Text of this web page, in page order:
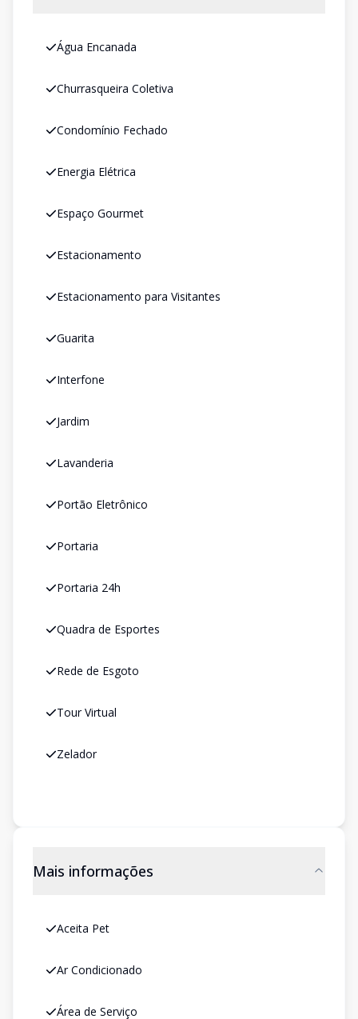
Água Encanada
Churrasqueira Coletiva
Condomínio Fechado
Energia Elétrica
Espaço Gourmet
Estacionamento
Estacionamento para Visitantes
Guarita
Interfone
Jardim
Lavanderia
Portão Eletrônico
Portaria
Portaria 24h
Quadra de Esportes
Rede de Esgoto
Tour Virtual
Zelador
Mais informações
Aceita Pet
Ar Condicionado
Área de Serviço